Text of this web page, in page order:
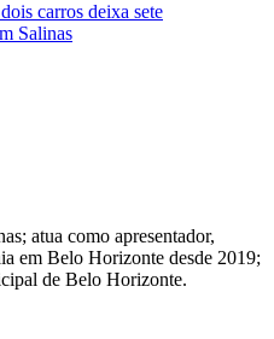
carros deixa sete
Salinas
atua como apresentador,
em Belo Horizonte desde 2019;
de Belo Horizonte.